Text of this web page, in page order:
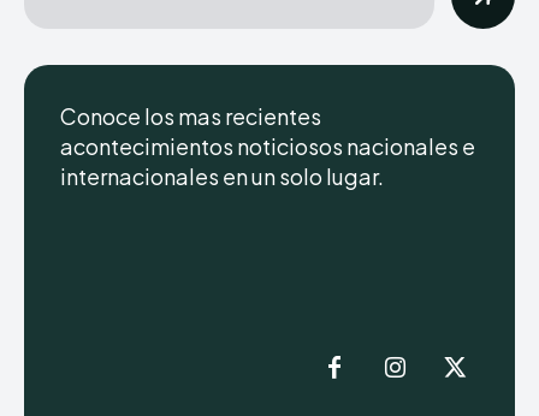
Conoce los mas recientes
acontecimientos noticiosos nacionales e
internacionales en un solo lugar.